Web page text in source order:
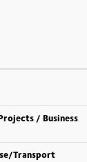
/ Business
Transport